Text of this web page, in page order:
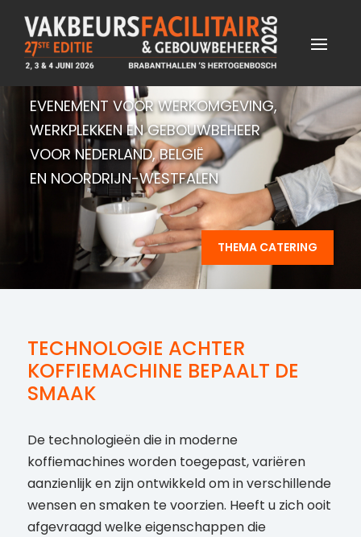
EVENEMENT VOOR WERKOMGEVING,
WERKPLEKKEN EN GEBOUWBEHEER
VOOR NEDERLAND, BELGIË
EN NOORDRIJN-WESTFALEN
THEMA CATERING
TECHNOLOGIE ACHTER
KOFFIEMACHINE BEPAALT DE
SMAAK
De technologieën die in moderne
koffiemachines worden toegepast, variëren
aanzienlijk en zijn ontwikkeld om in verschillende
wensen en smaken te voorzien. Heeft u zich ooit
afgevraagd welke eigenschappen die